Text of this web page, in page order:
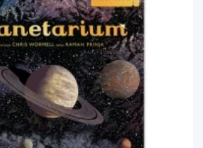
Wyprawka